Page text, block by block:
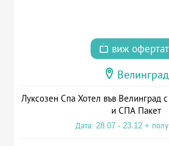
виж
Велинград
Луксозен Спа Хотел във Велинград
и СПА Пакет
Дата: 28.07 - 23.12 +